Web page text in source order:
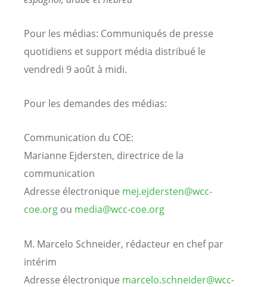
Pour les médias: Communiqués de presse
quotidiens et support média distribué le
vendredi 9 août à midi.
Pour les demandes des médias:
Communication du COE:
Marianne Ejdersten, directrice de la
communication
Adresse électronique mej.ejdersten@wcc-
coe.org ou media@wcc-coe.org
M. Marcelo Schneider, rédacteur en chef par
intérim
Adresse électronique marcelo.schneider@wcc-